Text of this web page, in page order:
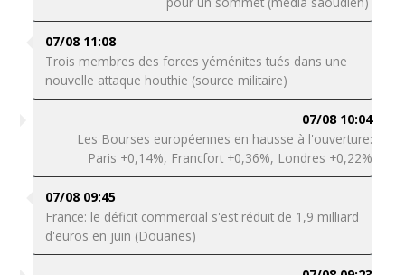
07/08 11:08
Trois membres des forces yéménites tués dans une
nouvelle attaque houthie (source militaire)
07/08 10:04
Les Bourses européennes en hausse à l'ouverture:
Paris +0,14%, Francfort +0,36%, Londres +0,22%
07/08 09:45
France: le déficit commercial s'est réduit de 1,9 milliard
d'euros en juin (Douanes)